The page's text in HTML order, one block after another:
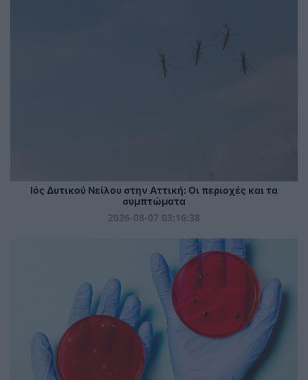
Ιός Δυτικού Νείλου στην Αττική: Οι περιοχές και τα
συμπτώματα
2026-08-07 03:16:38